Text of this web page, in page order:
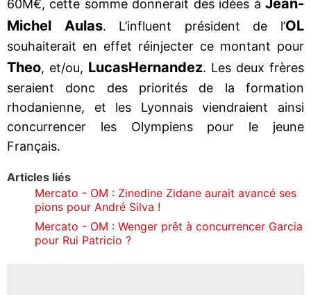
60M€, cette somme donnerait des idées à
Michel Aulas. L’influent président de l’OL
souhaiterait en effet réinjecter ce montant pour
Theo, et/ou, LucasHernandez. Les deux frères
seraient donc des priorités de la formation
rhodanienne, et les Lyonnais viendraient ainsi
concurrencer les Olympiens pour le jeune
Français.
Articles liés
Mercato - OM : Zinedine Zidane aurait avancé ses
pions pour André Silva !
Mercato - OM : Wenger prêt à concurrencer Garcia
pour Rui Patricio ?